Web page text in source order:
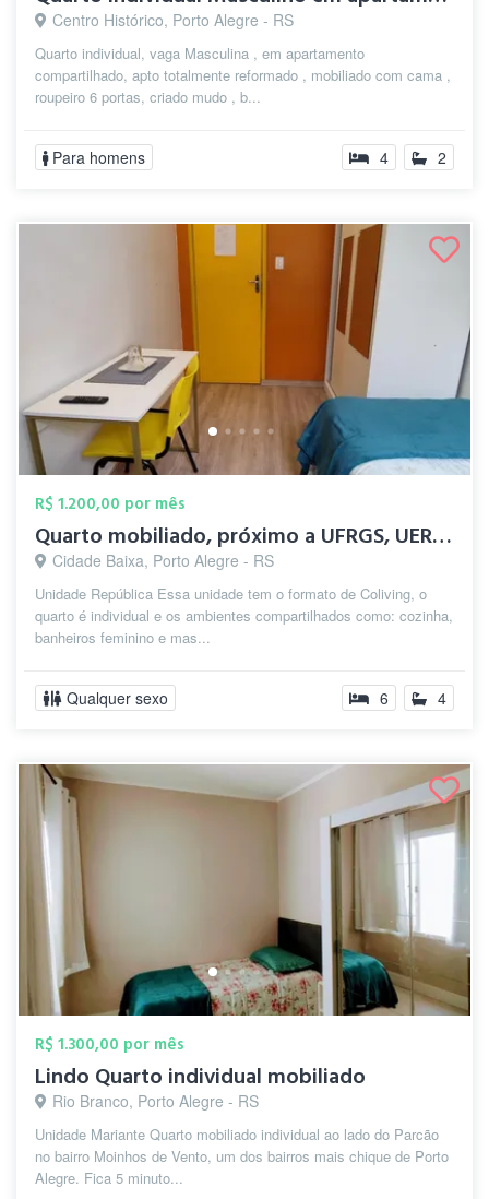
Centro Histórico, Porto Alegre - RS
Quarto individual, vaga Masculina , em apartamento
compartilhado, apto totalmente reformado , mobiliado com cama ,
roupeiro 6 portas, criado mudo , b...
Para homens 4 2
R$ 1.200,00 por mês
Quarto mobiliado, próximo a UFRGS, UERGS...
Cidade Baixa, Porto Alegre - RS
Unidade República Essa unidade tem o formato de Coliving, o
quarto é individual e os ambientes compartilhados como: cozinha,
banheiros feminino e mas...
Qualquer sexo 6 4
R$ 1.300,00 por mês
Lindo Quarto individual mobiliado
Rio Branco, Porto Alegre - RS
Unidade Mariante Quarto mobiliado individual ao lado do Parcão
no bairro Moinhos de Vento, um dos bairros mais chique de Porto
Alegre. Fica 5 minuto...